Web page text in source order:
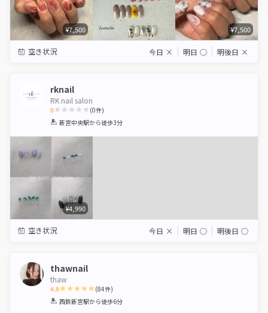
¥7,500 ¥7,500
空き状況 今日 × 明日 ◯ 明後日 ×
rknail
RK nail salon
0
1 2 3 4 5
(0件)
新宮中央駅から徒歩3分
¥4,990
空き状況 今日 × 明日 ◯ 明後日 ◯
thawnail
thaw
4.9
1 2 3 4 5
(84件)
西鉄新宮駅から徒歩6分